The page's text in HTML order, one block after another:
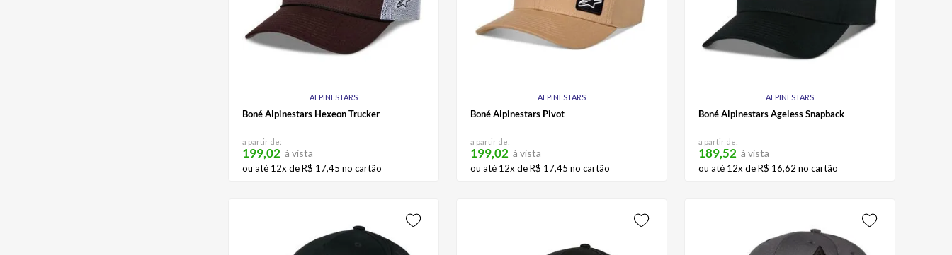
ALPINESTARS
Boné Alpinestars Hexeon Trucker
a partir de:
199,02 à vista
ou até 12x deR$ 17,45 no cartão
ALPINESTARS
Boné Alpinestars Pivot
a partir de:
199,02 à vista
ou até 12x deR$ 17,45 no cartão
ALPINESTARS
Boné Alpinestars Ageless Snapback
a partir de:
189,52 à vista
ou até 12x deR$ 16,62 no cartão